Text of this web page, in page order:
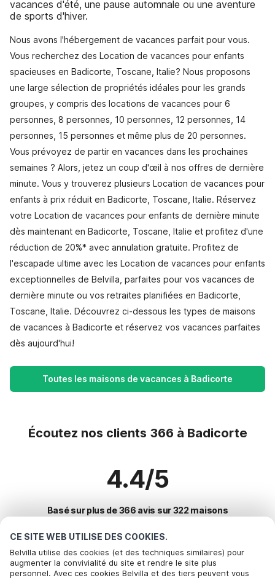
CE SITE WEB UTILISE DES COOKIES.
Belvilla utilise des cookies (et des techniques similaires) pour
augmenter la convivialité du site et rendre le site plus
personnel. Avec ces cookies Belvilla et des tiers peuvent vous
vacances d'été, une pause automnale ou une aventure
de sports d'hiver.
Nous avons l'hébergement de vacances parfait pour vous.
Vous recherchez des Location de vacances pour enfants
spacieuses en Badicorte, Toscane, Italie? Nous proposons
une large sélection de propriétés idéales pour les grands
groupes, y compris des locations de vacances pour 6
personnes, 8 personnes, 10 personnes, 12 personnes, 14
personnes, 15 personnes et même plus de 20 personnes.
Vous prévoyez de partir en vacances dans les prochaines
semaines ? Alors, jetez un coup d'œil à nos offres de dernière
minute. Vous y trouverez plusieurs Location de vacances pour
enfants à prix réduit en Badicorte, Toscane, Italie. Réservez
votre Location de vacances pour enfants de dernière minute
dès maintenant en Badicorte, Toscane, Italie et profitez d'une
réduction de 20%* avec annulation gratuite. Profitez de
l'escapade ultime avec les Location de vacances pour enfants
exceptionnelles de Belvilla, parfaites pour vos vacances de
dernière minute ou vos retraites planifiées en Badicorte,
Toscane, Italie. Découvrez ci-dessous les types de maisons
de vacances à Badicorte et réservez vos vacances parfaites
dès aujourd'hui!
Toutes les maisons de vacances à Badicorte
Écoutez nos clients 366 à Badicorte
4.4/5
Basé sur plus de 366 avis sur 322 maisons
Destinations les plus populaires pour les